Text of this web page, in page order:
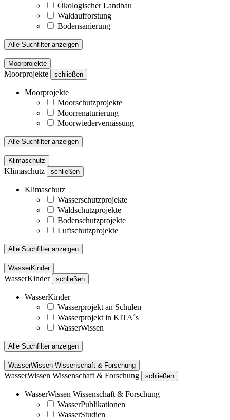
Ökologischer Landbau
Waldaufforstung
Bodensanierung
Alle Suchfilter anzeigen
Moorprojekte
Moorprojekte schließen
Moorprojekte
Moorschutzprojekte
Moorrenaturierung
Moorwiedervernässung
Alle Suchfilter anzeigen
Klimaschutz
Klimaschutz schließen
Klimaschutz
Wasserschutzprojekte
Waldschutzprojekte
Bodenschutzprojekte
Luftschutzprojekte
Alle Suchfilter anzeigen
WasserKinder
WasserKinder schließen
WasserKinder
Wasserprojekt an Schulen
Wasserprojekt in KITA´s
WasserWissen
Alle Suchfilter anzeigen
WasserWissen Wissenschaft & Forschung
WasserWissen Wissenschaft & Forschung schließen
WasserWissen Wissenschaft & Forschung
WasserPublikationen
WasserStudien